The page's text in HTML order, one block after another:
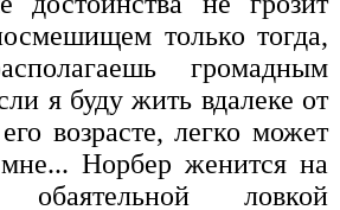
только тогда,
громадным
я буду жить вдалеке от
возрасте, легко может
Норбер женится на
обаятельной ловкой